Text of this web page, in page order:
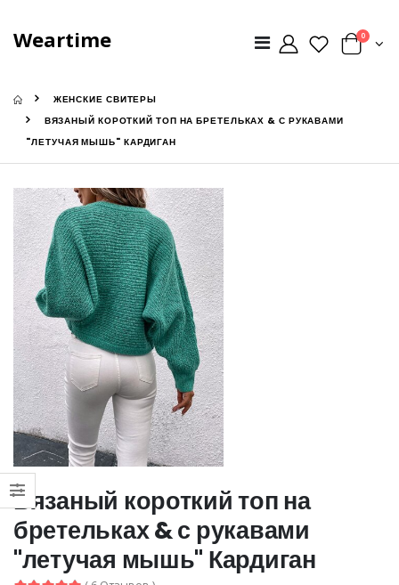
Weartime 0
ЖЕНСКИЕ СВИТЕРЫ
ВЯЗАНЫЙ КОРОТКИЙ ТОП НА БРЕТЕЛЬКАХ & С РУКАВАМИ
"ЛЕТУЧАЯ МЫШЬ" КАРДИГАН
Вязаный короткий топ на
бретельках & с рукавами
"летучая мышь" Кардиган